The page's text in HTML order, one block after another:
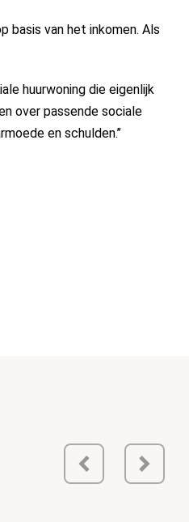
basis van het inkomen. Als
huurwoning die eigenlijk
over passende sociale
en schulden.’’